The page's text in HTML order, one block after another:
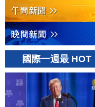
國際一週最 HOT